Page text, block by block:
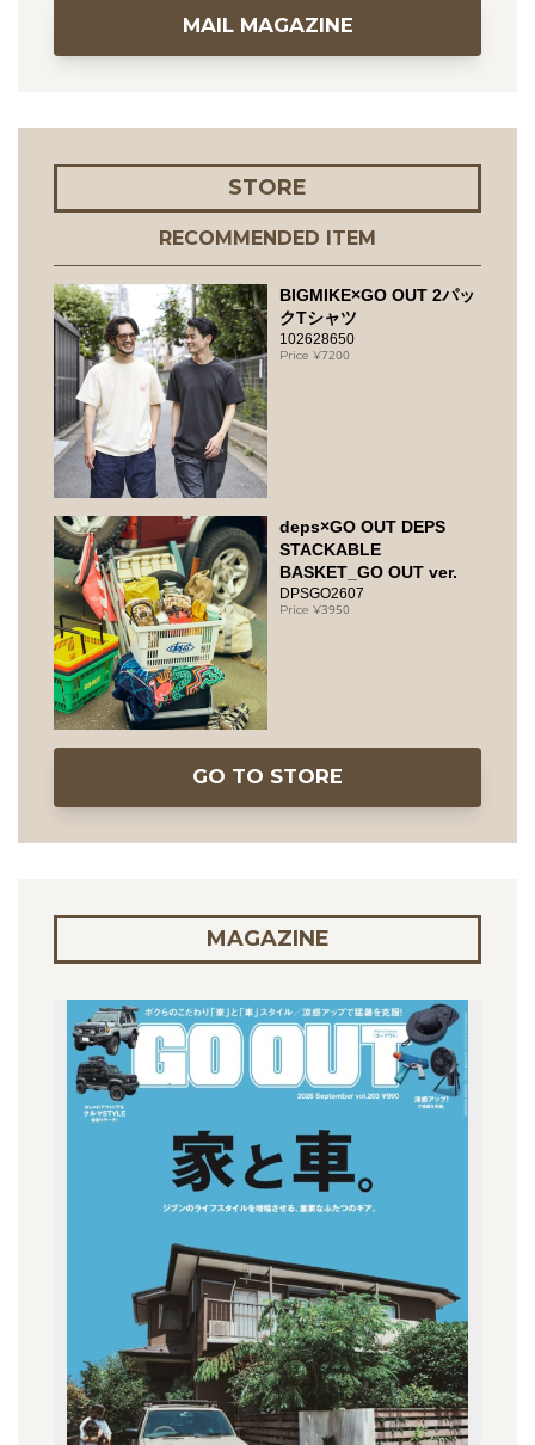
MAIL MAGAZINE
STORE
RECOMMENDED ITEM
BIGMIKE×GO OUT 2パッ
クTシャツ
102628650
7200
deps×GO OUT DEPS
STACKABLE
BASKET_GO OUT ver.
DPSGO2607
3950
GO TO STORE
MAGAZINE